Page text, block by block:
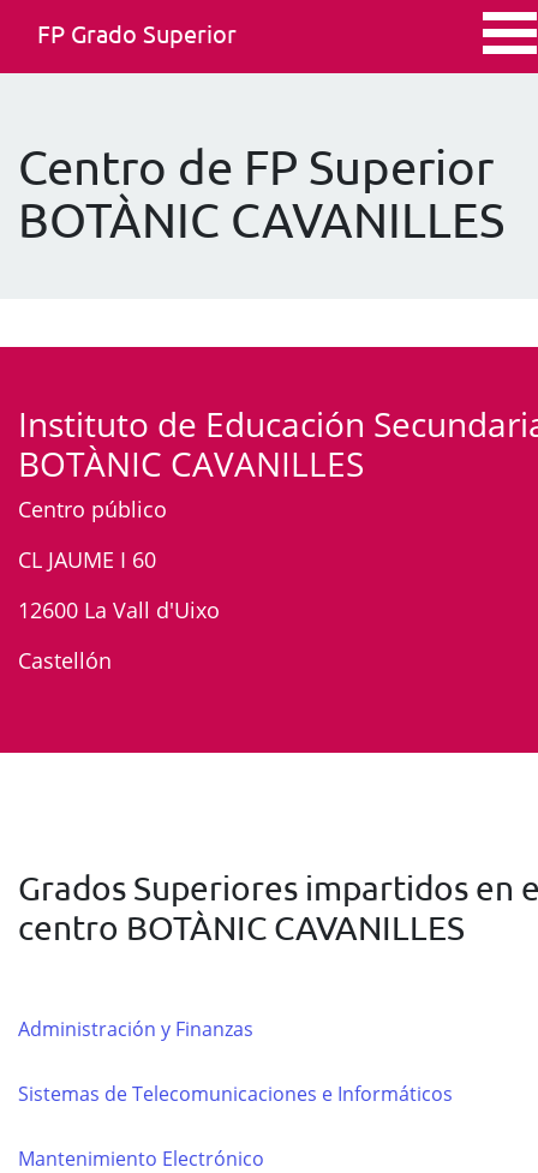
FP Grado Superior
Centro de FP Superior
BOTÀNIC CAVANILLES
Instituto de Educación
BOTÀNIC CAVANILLES
Centro público
CL JAUME I 60
12600 La Vall d'Uixo
Castellón
Grados Superiores impartidos en
centro BOTÀNIC CAVANILLES
Administración y Finanzas
Sistemas de Telecomunicaciones e Informáticos
Mantenimiento Electrónico